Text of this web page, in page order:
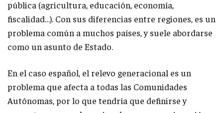
pública (agricultura, educación, economía,
fiscalidad…). Con sus diferencias entre regiones, es un
problema común a muchos países, y suele abordarse
como un asunto de Estado.
En el caso español, el relevo generacional es un
problema que afecta a todas las Comunidades
Autónomas, por lo que tendría que definirse y